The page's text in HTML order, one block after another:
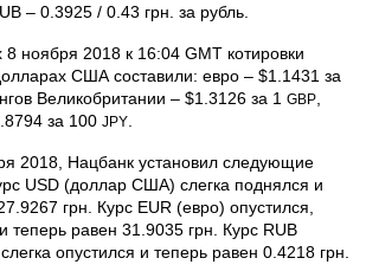
– 0.3925 / 0.43 грн. за рубль.
ноября 2018 к 16:04 GMT котировки
США составили: евро – $1.1431 за
Великобритании – $1.3126 за 1 GBP
за 100 JPY
2018, Нацбанк установил следующие
USD (доллар США) слегка поднялся и
грн. Курс EUR (евро) опустился,
теперь равен 31.9035 грн. Курс RUB
опустился и теперь равен 0.4218 грн.